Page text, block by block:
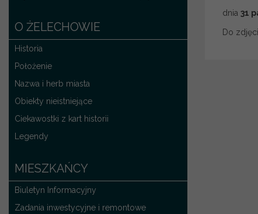
O ŻELECHOWIE
Historia
Położenie
Nazwa i herb miasta
Obiekty nieistniejące
Ciekawostki z kart historii
Legendy
MIESZKAŃCY
Biuletyn Informacyjny
Zadania inwestycyjne i remontowe
dnia 31
Do